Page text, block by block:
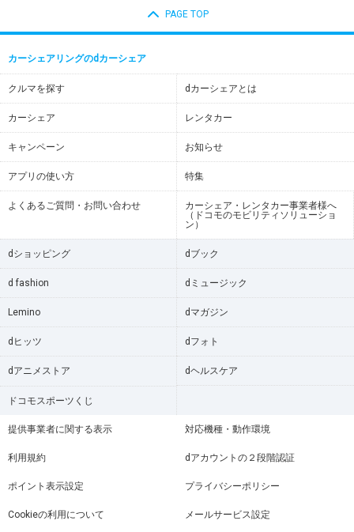
PAGE TOP
カーシェアリングのdカーシェア
クルマを探す dカーシェアとは
カーシェア レンタカー
キャンペーン お知らせ
アプリの使い方 特集
よくあるご質問・お問い合わせ
カーシェア・レンタカー事業者様へ
（ドコモのモビリティソリューショ
ン）
dショッピング dブック
d fashion dミュージック
Lemino dマガジン
dヒッツ dフォト
dアニメストア dヘルスケア
ドコモスポーツくじ
提供事業者に関する表示 対応機種・動作環境
利用規約 dアカウントの２段階認証
ポイント表示設定 プライバシーポリシー
Cookieの利用について メールサービス設定